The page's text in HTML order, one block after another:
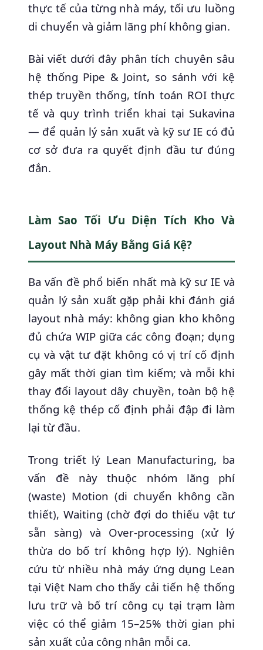
thực tế của từng nhà máy, tối ưu luồng
di chuyển và giảm lãng phí không gian.
Bài viết dưới đây phân tích chuyên sâu
hệ thống Pipe & Joint, so sánh với kệ
thép truyền thống, tính toán ROI thực
tế và quy trình triển khai tại Sukavina
— để quản lý sản xuất và kỹ sư IE có đủ
cơ sở đưa ra quyết định đầu tư đúng
đắn.
Làm Sao Tối Ưu Diện Tích Kho Và
Layout Nhà Máy Bằng Giá Kệ?
Ba vấn đề phổ biến nhất mà kỹ sư IE và
quản lý sản xuất gặp phải khi đánh giá
layout nhà máy: không gian kho không
đủ chứa WIP giữa các công đoạn; dụng
cụ và vật tư đặt không có vị trí cố định
gây mất thời gian tìm kiếm; và mỗi khi
thay đổi layout dây chuyền, toàn bộ hệ
thống kệ thép cố định phải đập đi làm
lại từ đầu.
Trong triết lý Lean Manufacturing, ba
vấn đề này thuộc nhóm lãng phí
(waste) Motion (di chuyển không cần
thiết), Waiting (chờ đợi do thiếu vật tư
sẵn sàng) và Over-processing (xử lý
thừa do bố trí không hợp lý). Nghiên
cứu từ nhiều nhà máy ứng dụng Lean
tại Việt Nam cho thấy cải tiến hệ thống
lưu trữ và bố trí công cụ tại trạm làm
việc có thể giảm 15–25% thời gian phi
sản xuất của công nhân mỗi ca.